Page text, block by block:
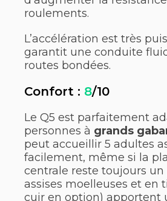
roulements.
L’accélération est très
garantit une conduite
routes bondées.
Confort : 8/10
Le Q5 est parfaitement
personnes à grands
peut accueillir 5 adultes
facilement, même si la
centrale reste toujours un
assises moelleuses et en
cuir en option) apportent